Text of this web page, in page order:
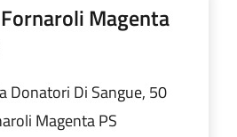
Magenta
Donatori Di Sangue, 50
Magenta PS